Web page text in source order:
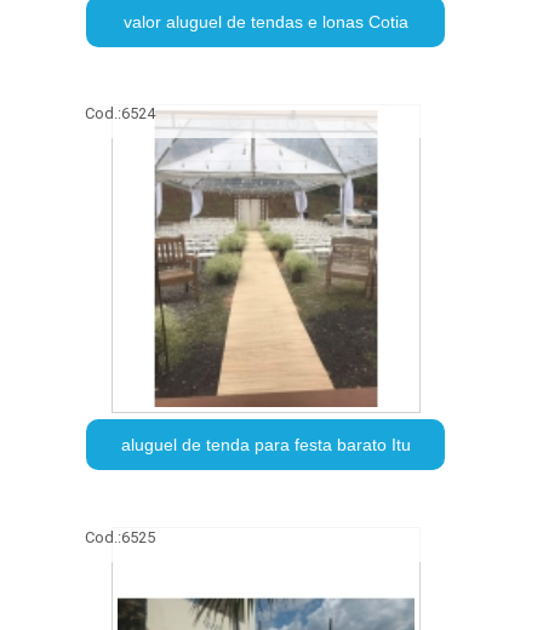
valor aluguel de tendas e lonas Cotia
Cod.:6524
aluguel de tenda para festa barato Itu
Cod.:6525